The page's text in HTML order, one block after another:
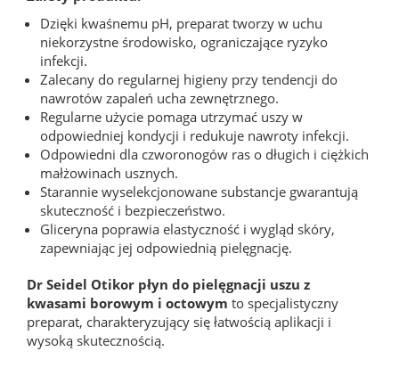
Dzięki kwaśnemu pH, preparat tworzy w uchu
niekorzystne środowisko, ograniczające ryzyko
infekcji.
Zalecany do regularnej higieny przy tendencji do
nawrotów zapaleń ucha zewnętrznego.
Regularne użycie pomaga utrzymać uszy w
odpowiedniej kondycji i redukuje nawroty infekcji.
Odpowiedni dla czworonogów ras o długich i ciężkich
małżowinach usznych.
Starannie wyselekcjonowane substancje gwarantują
skuteczność i bezpieczeństwo.
Gliceryna poprawia elastyczność i wygląd skóry,
zapewniając jej odpowiednią pielęgnację.
Dr Seidel Otikor płyn do pielęgnacji uszu z
kwasami borowym i octowym to specjalistyczny
preparat, charakteryzujący się łatwością aplikacji i
wysoką skutecznością.